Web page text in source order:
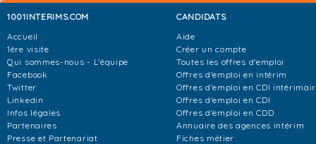
1001INTERIMS.COM
Accueil
1ère visite
Qui sommes-nous - L'équipe
Facebook
Twitter
Linkedin
Infos légales
Partenaires
Presse et Partenariat
CANDIDATS
Aide
Créer un compte
Toutes les offres d'emploi
Offres d'emploi en intérim
Offres d'emploi en CDI
Offres d'emploi en CDI
Offres d'emploi en CDD
Annuaire des agences intérim
Fiches métier